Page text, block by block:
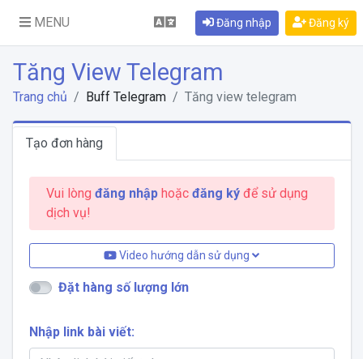
MENU Đăng nhập Đăng ký
Tăng View Telegram
Trang chủ Buff Telegram Tăng view telegram
Tạo đơn hàng
Vui lòng đăng nhậphoặc đăng kýđể sử dụng
dịch vụ!
Video hướng dẫn sử dụng
Đặt hàng số lượng lớn
Nhập link bài viết: